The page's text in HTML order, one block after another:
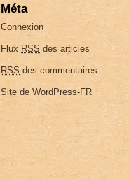
Méta
Connexion
Flux RSS des articles
RSS des commentaires
Site de WordPress-FR